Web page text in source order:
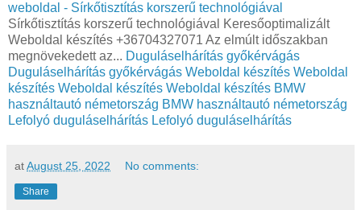
weboldal - Sírkőtisztítás korszerű technológiával
Sírkőtisztítás korszerű technológiával Keresőoptimalizált
Weboldal készítés +36704327071 Az elmúlt időszakban
megnövekedett az... Duguláselhárítás győkérvágás
Duguláselhárítás győkérvágás Weboldal készítés Weboldal
készítés Weboldal készítés Weboldal készítés BMW
használtautó németország BMW használtautó németország
Lefolyó duguláselhárítás Lefolyó duguláselhárítás
atAugust 25, 2022 No comments:
Share